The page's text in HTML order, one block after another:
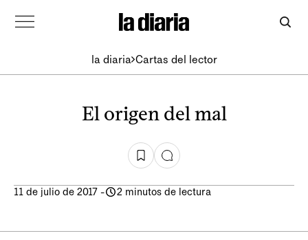
la diaria Cartas del lector
El origen del mal
11 de julio de 2017 - 2 minutos de lectura